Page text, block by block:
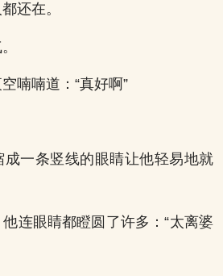
还在。
喃喃道：“真好啊”
成一条竖线的眼睛让他轻易地就
连眼睛都瞪圆了许多：“太离婆